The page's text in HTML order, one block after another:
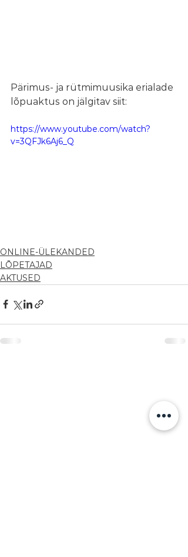
Pärimus- ja rütmimuusika erialade
lõpuaktus on jälgitav siit:
https://www.youtube.com/watch?
v=3QFJk6Aj6_Q
ONLINE-ÜLEKANDED
LÕPETAJAD
AKTUSED